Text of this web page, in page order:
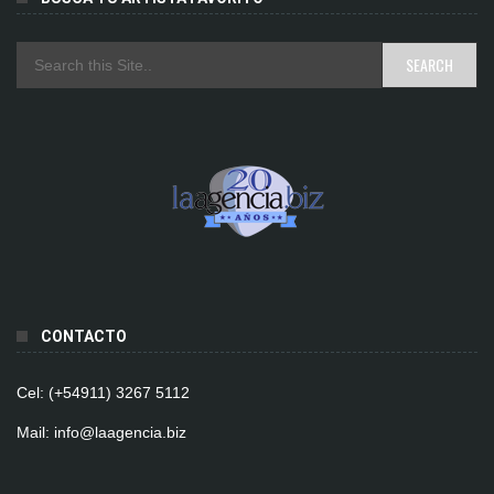
CONTACTO
Cel: (+54911) 3267 5112
Mail: info@laagencia.biz